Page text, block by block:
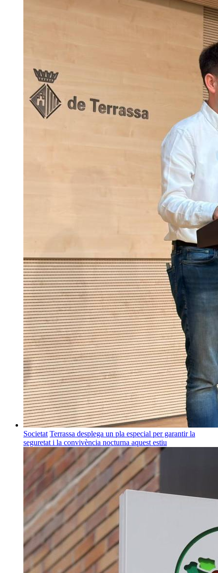
Societat Terrassa desplega un pla especial per garantir la
seguretat i la convivència nocturna aquest estiu